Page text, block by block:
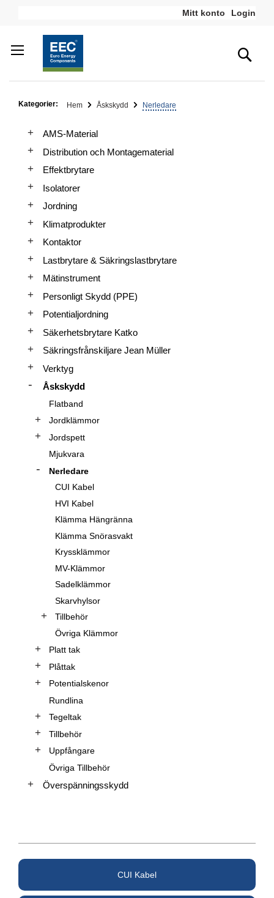
Mitt konto Login
Kategorier: Hem Åskskydd Nerledare
CUI Kabel
AMS-Material
Distribution och Montagematerial
Effektbrytare
Isolatorer
Jordning
Klimatprodukter
Kontaktor
Lastbrytare & Säkringslastbrytare
Mätinstrument
Personligt Skydd (PPE)
Potentialjordning
Säkerhetsbrytare Katko
Säkringsfrånskiljare Jean Müller
Verktyg
Åskskydd
Flatband
Jordklämmor
Jordspett
Mjukvara
Nerledare
CUI Kabel
HVI Kabel
Klämma Hängränna
Klämma Snörasvakt
Kryssklämmor
MV-Klämmor
Sadelklämmor
Skarvhylsor
Tillbehör
Övriga Klämmor
Platt tak
Plåttak
Potentialskenor
Rundlina
Tegeltak
Tillbehör
Uppfångare
Övriga Tillbehör
Överspänningsskydd